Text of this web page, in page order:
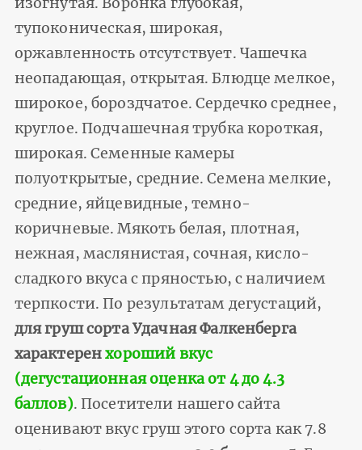
тупоконическая, широкая,
оржавленность отсутствует. Чашечка
неопадающая, открытая. Блюдце мелкое,
широкое, бороздчатое. Сердечко среднее,
круглое. Подчашечная трубка короткая,
широкая. Семенные камеры
полуоткрытые, средние. Семена мелкие,
средние, яйцевидные, темно-
коричневые. Мякоть белая, плотная,
нежная, маслянистая, сочная, кисло-
сладкого вкуса с пряностью, с наличием
терпкости. По результатам дегустаций,
для груш сорта Удачная Фалкенберга
характеренхороший вкус
(дегустационная оценка от 4 до 4.3
баллов). Посетители нашего сайта
оценивают вкус груш этого сорта как 7.8